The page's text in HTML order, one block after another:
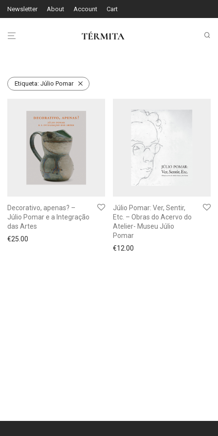
Newsletter About Account Cart
Etiqueta: Júlio Pomar
Decorativo, apenas? –
Júlio Pomar e a Integração
das Artes
€25.00
Júlio Pomar: Ver, Sentir,
Etc. – Obras do Acervo do
Atelier- Museu Júlio
Pomar
€12.00